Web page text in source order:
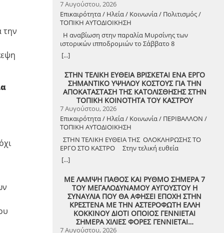
την
7 Αυγούστου, 2026
Επικαιρότητα / Ηλεία / Κοινωνία / Πολιτισμός /
ΤΟΠΙΚΗ ΑΥΤΟΔΙΟΙΚΗΣΗ
Η αναβίωση στην παραλία Μυρσίνης των
ιστορικών ιπποδρομιών το Σάββατο 8
Αυγούστου 2026
[...]
ΣΤΗΝ ΤΕΛΙΚΗ ΕΥΘΕΙΑ ΒΡΙΣΚΕΤΑΙ ΕΝΑ ΕΡΓΟ
ΣΗΜΑΝΤΙΚΟ ΥΨΗΛΟΥ ΚΟΣΤΟΥΣ ΓΙΑ ΤΗΝ
ΑΠΟΚΑΤΑΣΤΑΣΗ ΤΗΣ ΚΑΤΟΛΙΣΘΗΣΗΣ ΣΤΗΝ
ΤΟΠΙΚΗ ΚΟΙΝΟΤΗΤΑ ΤΟΥ ΚΑΣΤΡΟΥ
7 Αυγούστου, 2026
Επικαιρότητα / Ηλεία / Κοινωνία / ΠΕΡΙΒΑΛΛΟΝ /
ΤΟΠΙΚΗ ΑΥΤΟΔΙΟΙΚΗΣΗ
ΣΤΗΝ ΤΕΛΙΚΗ ΕΥΘΕΙΑ ΤΗΣ ΟΛΟΚΛΗΡΩΣΗΣ ΤΟ
ΕΡΓΟ ΣΤΟ ΚΑΣΤΡΟ Στην τελική ευθεία
ολοκλήρωσης βρίσκεται το κρίσιμο έργο
αποκατάστασης της κατολίσθησης στην Τ.Κ.
ευρώ. Έπειτα από αυτοψία που πραγματοποίησε
ο Δήμαρχος Ανδραβίδας-Κυλλήνης, Γιάννης
Λέντζας, μαζί με κλιμάκιο της Τεχνικής Υπηρεσίας
και εκπροσώπους της δημοτικής αρχής,
διαπιστώθηκε πως οι παρεμβάσεις προχωρούν
άμεσα και αυστηρά εντός των
[...]
ΜΕ ΛΑΜΨΗ ΠΑΘΟΣ ΚΑΙ ΡΥΘΜΟ ΣΗΜΕΡΑ 7
ΤΟΥ ΜΕΓΑΛΟΔΥΝΑΜΟΥ ΑΥΓΟΥΣΤΟΥ Η
ΣΥΝΑΥΛΙΑ ΠΟΥ ΘΑ ΑΦΗΣΕΙ ΕΠΟΧΗ ΣΤΗΝ
ΚΡΕΣΤΕΝΑ ΜΕ ΤΗΝ ΑΣΤΕΡΟΦΩΤΗ ΕΛΛΗ
ΚΟΚΚΙΝΟΥ ΔΙΟΤΙ ΟΠΟΙΟΣ ΓΕΝΝΙΕΤΑΙ
ΣΗΜΕΡΑ ΧΙΛΙΕΣ ΦΟΡΕΣ ΓΕΝΝΙΕΤΑΙ…
7 Αυγούστου, 2026